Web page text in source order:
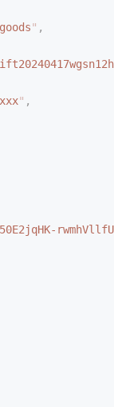
" ,
" ,